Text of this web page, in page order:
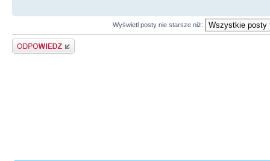
Wyświetl posty nie starsze niż:
Odpowiedz